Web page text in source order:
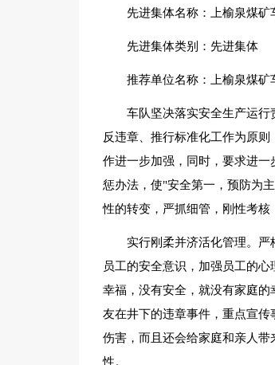
先进集体名称：上榆泉煤矿
先进集体类别：先进集体
推荐单位名称：上榆泉煤矿
车队坚决落实安全生产运行
反违章、推行标准化工作为原
作进一步加强，同时，要求进
惩办法，使"安全第一，预防为
性的转变，严抓细管，刚性考核
实行刚柔并济活化管理。
员工的安全意识，加强员工的
幸福，没有安全，就没有家庭
友在井下的违章事件，重点宣
伤害，而且还会给家庭和亲人
性。